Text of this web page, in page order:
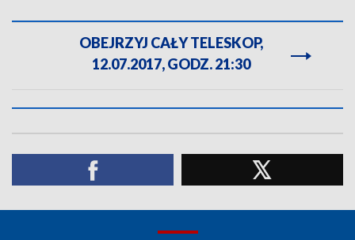
OBEJRZYJ CAŁY TELESKOP,
12.07.2017, GODZ. 21:30